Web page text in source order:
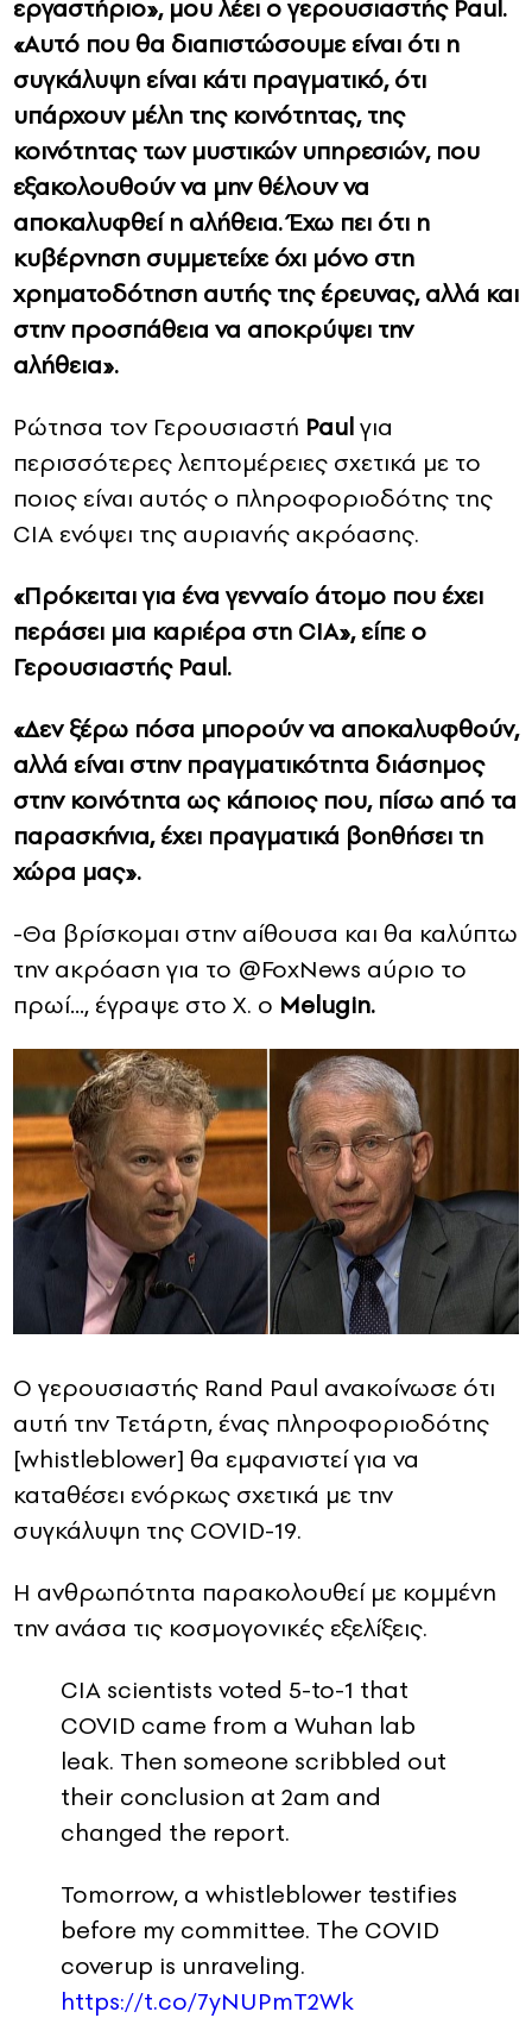
εργαστήριο», μου λέει ο γερουσιαστής Paul.
«Αυτό που θα διαπιστώσουμε είναι ότι η
συγκάλυψη είναι κάτι πραγματικό, ότι
υπάρχουν μέλη της κοινότητας, της
κοινότητας των μυστικών υπηρεσιών, που
εξακολουθούν να μην θέλουν να
αποκαλυφθεί η αλήθεια. Έχω πει ότι η
κυβέρνηση συμμετείχε όχι μόνο στη
χρηματοδότηση αυτής της έρευνας, αλλά και
στην προσπάθεια να αποκρύψει την
αλήθεια».
Ρώτησα τον Γερουσιαστή Paulγια
περισσότερες λεπτομέρειες σχετικά με το
ποιος είναι αυτός ο πληροφοριοδότης της
CIA ενόψει της αυριανής ακρόασης.
«Πρόκειται για ένα γενναίο άτομο που έχει
περάσει μια καριέρα στη CIA», είπε ο
Γερουσιαστής Paul.
«Δεν ξέρω πόσα μπορούν να αποκαλυφθούν,
αλλά είναι στην πραγματικότητα διάσημος
στην κοινότητα ως κάποιος που, πίσω από τα
παρασκήνια, έχει πραγματικά βοηθήσει τη
χώρα μας».
-Θα βρίσκομαι στην αίθουσα και θα καλύπτω
την ακρόαση για το @FoxNews αύριο το
πρωί…, έγραψε στο X. o Melugin.
Ο γερουσιαστής Rand Paul ανακοίνωσε ότι
αυτή την Τετάρτη, ένας πληροφοριοδότης
[whistleblower] θα εμφανιστεί για να
καταθέσει ενόρκως σχετικά με την
συγκάλυψη της COVID-19.
H ανθρωπότητα παρακολουθεί με κομμένη
την ανάσα τις κοσμογονικές εξελίξεις.
CIA scientists voted 5-to-1 that
COVID came from a Wuhan lab
leak. Then someone scribbled out
their conclusion at 2am and
changed the report.
Tomorrow, a whistleblower testifies
before my committee. The COVID
coverup is unraveling.
https://t.co/7yNUPmT2Wk